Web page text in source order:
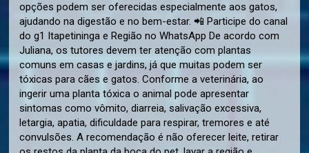
opções podem ser oferecidas especialmente aos gatos,
ajudando na digestão e no bem-estar. 📲 Participe do canal
do g1 Itapetininga e Região no WhatsApp De acordo com
Juliana, os tutores devem ter atenção com plantas
comuns em casas e jardins, já que muitas podem ser
tóxicas para cães e gatos. Conforme a veterinária, ao
ingerir uma planta tóxica o animal pode apresentar
sintomas como vômito, diarreia, salivação excessiva,
letargia, apatia, dificuldade para respirar, tremores e até
convulsões. A recomendação é não oferecer leite, retirar